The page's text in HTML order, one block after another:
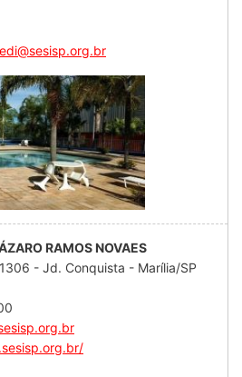
RAMOS NOVAES
- Jd. Conquista - Marília/SP